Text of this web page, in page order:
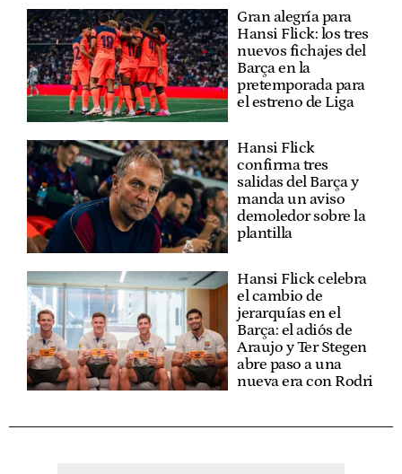
Gran alegría para
Hansi Flick: los tres
nuevos fichajes del
Barça en la
pretemporada para
el estreno de Liga
Hansi Flick
confirma tres
salidas del Barça y
manda un aviso
demoledor sobre la
plantilla
Hansi Flick celebra
el cambio de
jerarquías en el
Barça: el adiós de
Araujo y Ter Stegen
abre paso a una
nueva era con Rodri